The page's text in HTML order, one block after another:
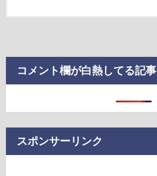
コメント欄が白熱してる記事
スポンサーリンク